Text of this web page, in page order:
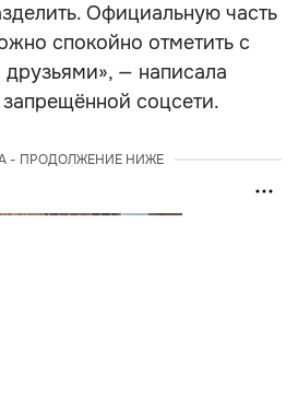
Официальную часть
спокойно отметить с
— написала
соцсети.
- ПРОДОЛЖЕНИЕ НИЖЕ